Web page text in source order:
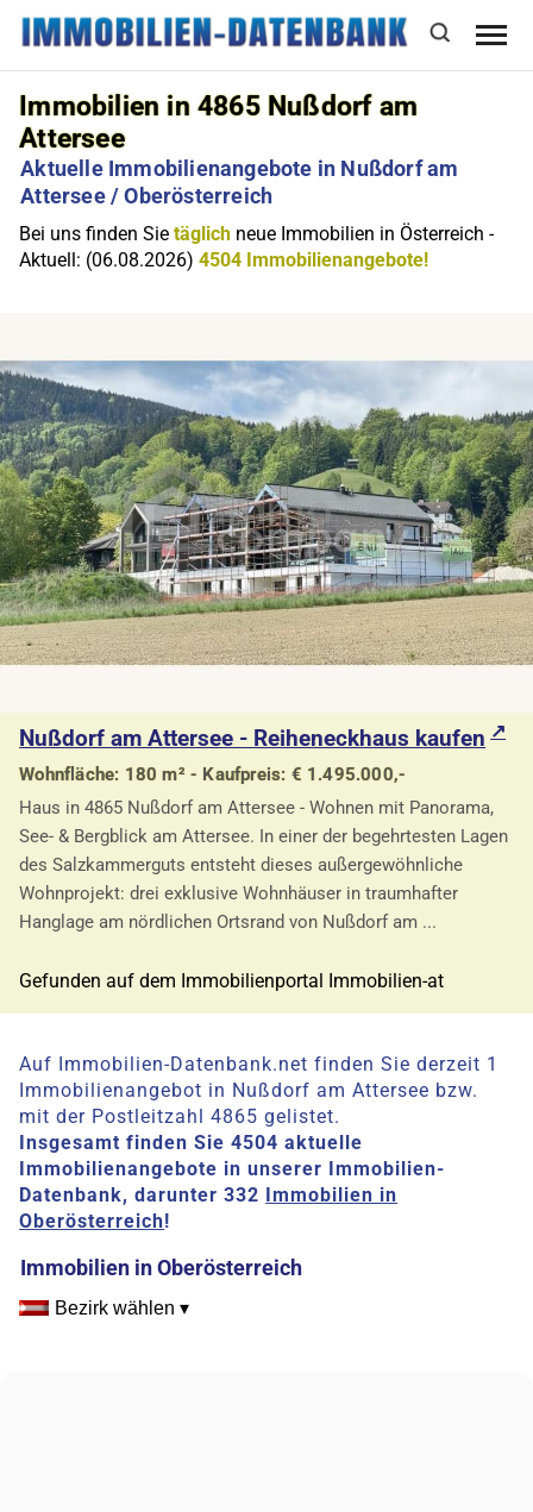
Immobilien in 4865 Nußdorf am
Attersee
Aktuelle Immobilienangebote in Nußdorf am
Attersee / Oberösterreich
Bei uns finden Sietäglich neue Immobilien in Österreich -
Aktuell: (06.08.2026)4504 Immobilienangebote!
Nußdorf am Attersee - Reiheneckhaus kaufen
Wohnfläche: 180 m² - Kaufpreis: € 1.495.000,-
Haus in 4865 Nußdorf am Attersee - Wohnen mit Panorama,
See- & Bergblick am Attersee. In einer der begehrtesten Lagen
des Salzkammerguts entsteht dieses außergewöhnliche
Wohnprojekt: drei exklusive Wohnhäuser in traumhafter
Hanglage am nördlichen Ortsrand von Nußdorf am ...
Gefunden auf dem Immobilienportal Immobilien-at
Auf Immobilien-Datenbank.net finden Sie derzeit 1
Immobilienangebot in Nußdorf am Attersee bzw.
mit der Postleitzahl 4865 gelistet.
Insgesamt finden Sie 4504 aktuelle
Immobilienangebote in unserer Immobilien-
Datenbank, darunter 332
Immobilien in
Oberösterreich!
Immobilien in Oberösterreich
Bezirk wählen ▾